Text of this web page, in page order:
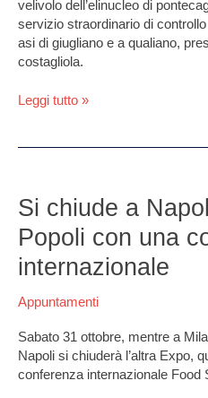
velivolo dell’elinucleo di
servizio straordinario di
asi di giugliano e a qualiano,
costagliola.
Leggi tutto »
Si chiude a
Popoli con una
internazionale
Appuntamenti
Sabato 31 ottobre, mentre a
Napoli si chiuderà l’altra Expo,
conferenza internazionale Food
chiude
a
Napoli
l’Expo
dei
Popoli
con
una
conferenza
internazionale